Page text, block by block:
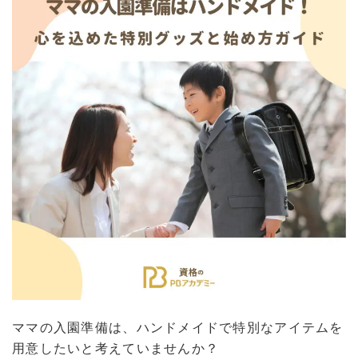
ママの入園準備は、ハンドメイドで特別なアイテムを
用意したいと考えていませんか？